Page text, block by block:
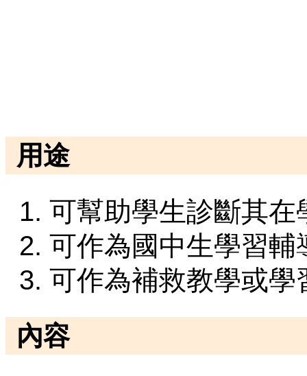
用途
可幫助學生診斷其
可作為國中生學習
可作為補救教學或
內容